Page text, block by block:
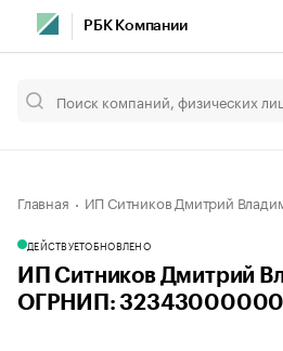
РБК Компании
Главная ИП Ситников Дмитрий
ДЕЙСТВУЕТОБНОВЛЕНО
ИП Ситников Дмитрий
ОГРНИП: